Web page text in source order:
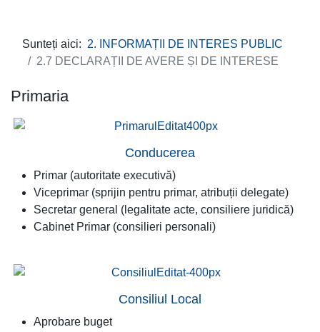
Sunteți aici: 2. INFORMAȚII DE INTERES PUBLIC
2.7 DECLARAȚII DE AVERE ȘI DE INTERESE
Primaria
Conducerea
Primar (autoritate executivă)
Viceprimar (sprijin pentru primar, atribuții delegate)
Secretar general (legalitate acte, consiliere juridică)
Cabinet Primar (consilieri personali)
Consiliul Local
Aprobare buget